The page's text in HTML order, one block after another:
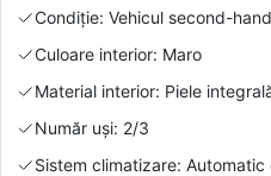
Condiție: Vehicul second-hand
Culoare interior: Maro
Material interior: Piele
Număr uși: 2/3
Sistem climatizare: